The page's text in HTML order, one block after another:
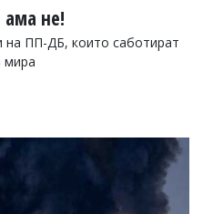
не!
на ПП-ДБ, които саботират
мира